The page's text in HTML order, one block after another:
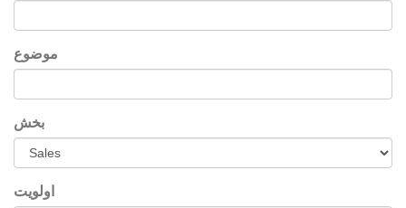
موضوع
بخش
اولویت